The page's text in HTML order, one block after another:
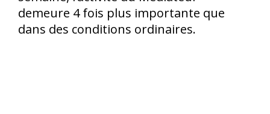
demeure 4 fois plus importante que
dans des conditions ordinaires.